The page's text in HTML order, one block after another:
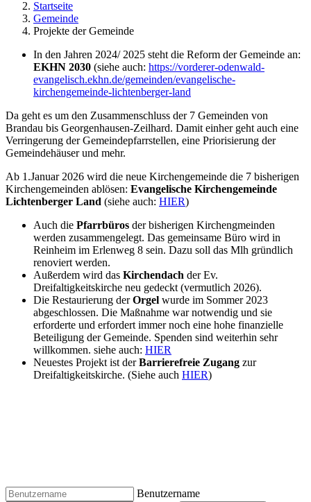
Startseite
Gemeinde
Projekte der Gemeinde
In den Jahren 2024/ 2025 steht die Reform der Gemeinde an:
EKHN 2030 (siehe auch: https://vorderer-odenwald-
evangelisch.ekhn.de/gemeinden/evangelische-
kirchengemeinde-lichtenberger-land
Da geht es um den Zusammenschluss der 7 Gemeinden von
Brandau bis Georgenhausen-Zeilhard. Damit einher geht auch eine
Verringerung der Gemeindepfarrstellen, eine Priorisierung der
Gemeindehäuser und mehr.
Ab 1.Januar 2026 wird die neue Kirchengemeinde die 7 bisherigen
Kirchengemeinden ablösen: Evangelische Kirchengemeinde
Lichtenberger Land (siehe auch: HIER)
Auch die Pfarrbüros der bisherigen Kirchengmeinden
werden zusammengelegt. Das gemeinsame Büro wird in
Reinheim im Erlenweg 8 sein. Dazu soll das Mlh gründlich
renoviert werden.
Außerdem wird das Kirchendach der Ev.
Dreifaltigkeitskirche neu gedeckt (vermutlich 2026).
Die Restaurierung derOrgel wurde im Sommer 2023
abgeschlossen. Die Maßnahme war notwendig und sie
erforderte und erfordert immer noch eine hohe finanzielle
Beteiligung der Gemeinde. Spenden sind weiterhin sehr
willkommen. siehe auch: HIER
Neuestes Projekt ist derBarrierefreie Zugang zur
Dreifaltigkeitskirche. (Siehe auch HIER)
Benutzername